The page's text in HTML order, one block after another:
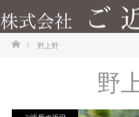
ホーム野上野
野